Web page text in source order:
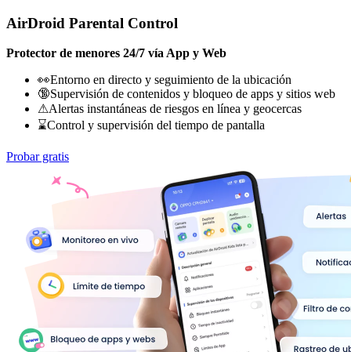
AirDroid Parental Control
Protector de menores 24/7 vía App y Web
👀Entorno en directo y seguimiento de la ubicación
🔞Supervisión de contenidos y bloqueo de apps y sitios web
⚠Alertas instantáneas de riesgos en línea y geocercas
⌛Control y supervisión del tiempo de pantalla
Probar gratis